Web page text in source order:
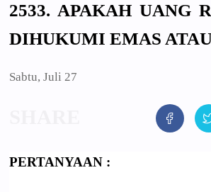
2533. APAKAH UANG
DIHUKUMI EMAS
Sabtu, Juli 27
PERTANYAAN :